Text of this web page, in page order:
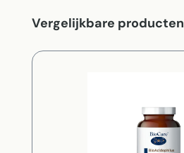
Productgalerij overslaan
Vergelijkbare producten